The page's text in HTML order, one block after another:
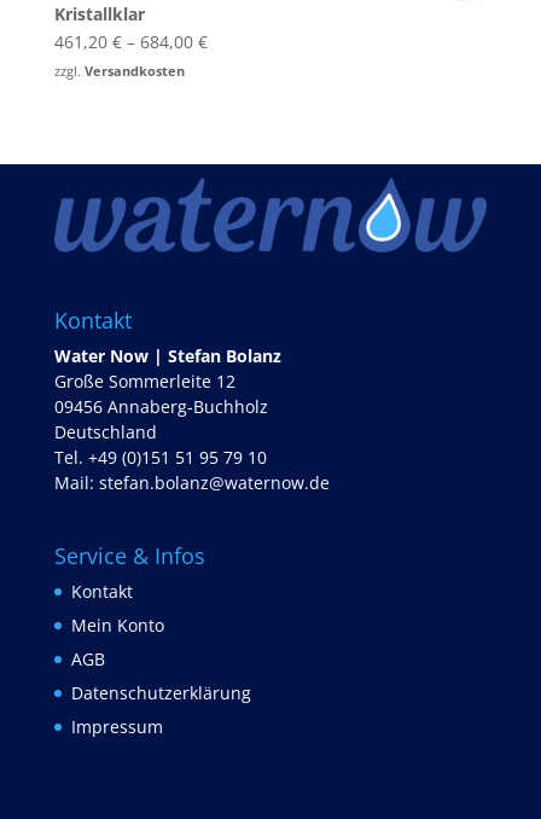
Kristallklar
461,20 €– 684,00 €
zzgl. Versandkosten
Kontakt
Water Now | Stefan Bolanz
Große Sommerleite 12
09456 Annaberg-Buchholz
Deutschland
Tel. +49 (0)151 51 95 79 10
Mail: stefan.bolanz@waternow.de
Service & Infos
Kontakt
Mein Konto
AGB
Datenschutzerklärung
Impressum